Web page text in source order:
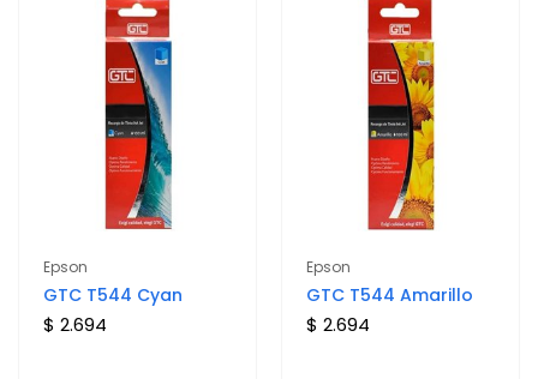
Epson
GTC T544 Cyan
$ 2.694
Epson
GTC T544 Amarillo
$ 2.694